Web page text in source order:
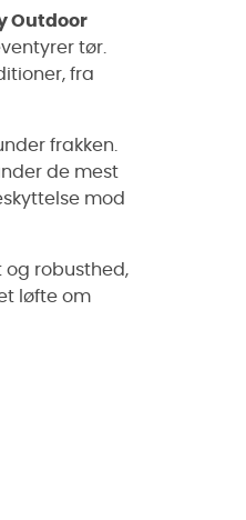
Outdoor
tør.
fra
frakken.
de mest
mod
og robusthed,
løfte om